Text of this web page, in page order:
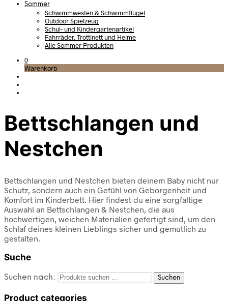
Sommer
Schwimmwesten & Schwimmflügel
Outdoor Spielzeug
Schul- und Kindergartenartikel
Fahrräder, Trottinett und Helme
Alle Sommer Produkten
0
Warenkorb
Bettschlangen und
Nestchen
Bettschlangen und Nestchen bieten deinem Baby nicht nur
Schutz, sondern auch ein Gefühl von Geborgenheit und
Komfort im Kinderbett. Hier findest du eine sorgfältige
Auswahl an Bettschlangen & Nestchen, die aus
hochwertigen, weichen Materialien gefertigt sind, um den
Schlaf deines kleinen Lieblings sicher und gemütlich zu
gestalten.
Suche
Suchen nach: Suchen
Product categories